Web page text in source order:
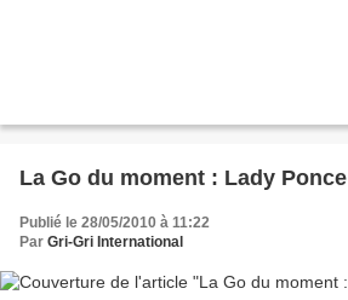
La Go du moment : Lady Ponce
Publié le 28/05/2010 à 11:22
Par Gri-Gri International